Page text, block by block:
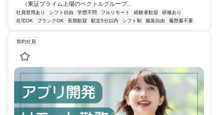
（東証プライム上場のベクトルグループ...
社員登用あり シフト自由 学歴不問 フルリモート 経験者歓迎
研修あり
在宅OK
ブランクOK 長期歓迎 駅近5分以内 シフト制 服装自由 履歴書不要
契約社員